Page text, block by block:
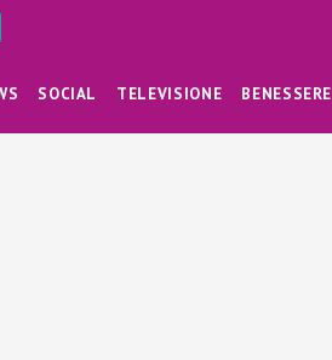
SOCIAL TELEVISIONE BENESSERE